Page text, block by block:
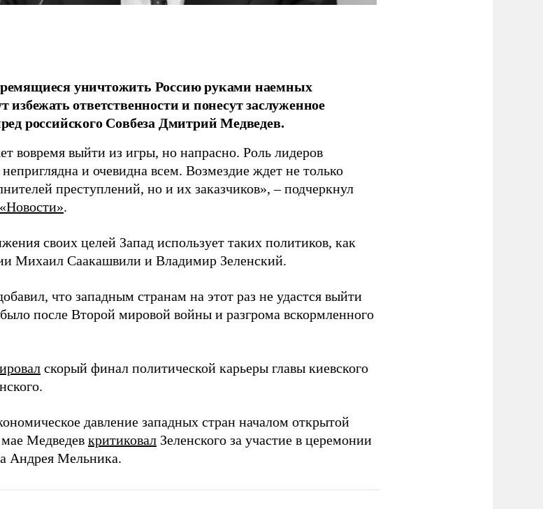
уничтожить Россию руками наемных
избежать ответственности и понесут заслуженное
российского Совбеза Дмитрий Медведев.
вовремя выйти из игры, но напрасно. Роль лидеров
и очевидна всем. Возмездие ждет не только
преступлений, но и их заказчиков», – подчеркнул
.
своих целей Запад использует таких политиков, как
Михаил Саакашвили и Владимир Зеленский.
что западным странам на этот раз не удастся выйти
после Второй мировой войны и разгрома вскормленного
скорый финал политической карьеры главы киевского
давление западных стран началом открытой
Медведев критиковал Зеленского за участие в церемонии
Андрея Мельника.